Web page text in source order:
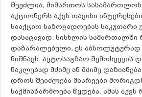
შეუძლია, მიმართოს სასამართლოს.
აქციონერს აქვს თავისი
სააქციო საზოგადოებას საკუთარი
დასაცავად. სისხლის სამართალში
დაზარალებული, ეს აბსოლუტურად
ნიშნავს. ავტოსაგზაო შემთხვევის
ნაკლებად მძიმე ან მძიმე
დროს შეიძლება მხარეები
საქმისწარმოება წყდება. ამას აქვს